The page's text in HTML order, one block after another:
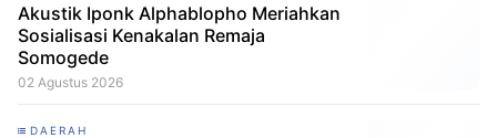
Akustik Iponk Alphablopho Meriahkan
Sosialisasi Kenakalan Remaja
Somogede
02 Agustus 2026
DAERAH